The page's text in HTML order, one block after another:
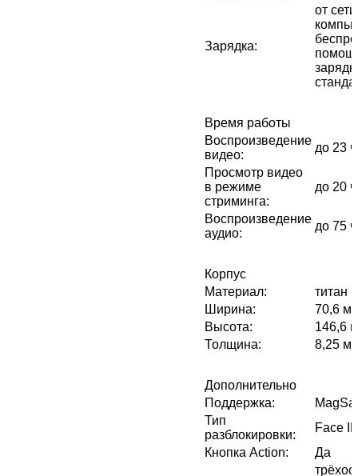
Зарядка:
от
Время работы
Воспроизведение
видео:
до 23
Просмотр видео
в режиме
стриминга:
до 20
Воспроизведение
аудио:
до 75
Корпус
Материал:
титан
Ширина:
70,6
Высота:
146,6
Толщина: 8,25
Дополнительно
Поддержка:
Тип
разблокировки:
Face
Кнопка Action: Да